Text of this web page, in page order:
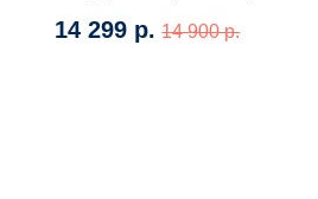
14 299 р. 14 900 р.